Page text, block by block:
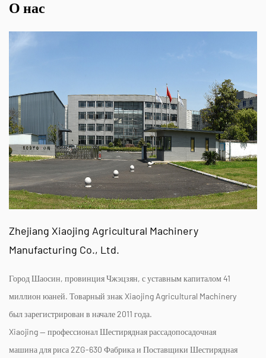
О нас
Zhejiang Xiaojing Agricultural Machinery
Manufacturing Co., Ltd.
Город Шаосин, провинция Чжэцзян, с уставным капиталом 41
миллион юаней. Товарный знак Xiaojing Agricultural Machinery
был зарегистрирован в начале 2011 года.
Xiaojing — профессионалШестирядная рассадопосадочная
машина для риса 2ZG-630 Фабрикаи Поставщики Шестирядная